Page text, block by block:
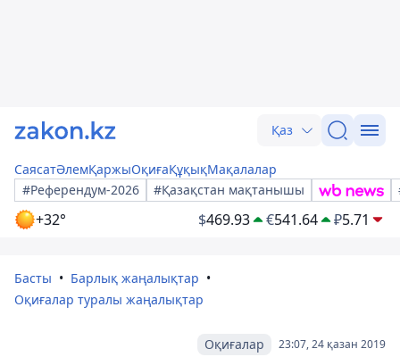
Қаз
СаясатӘлемҚаржыОқиғаҚұқықМақалалар
#Референдум-2026
#Қазақстан мақтанышы
+32° $469.93 €541.64 ₽5.71
Басты
Барлық жаңалықтар
Оқиғалар туралы жаңалықтар
23:07, 24 қазан 2019
Оқиғалар